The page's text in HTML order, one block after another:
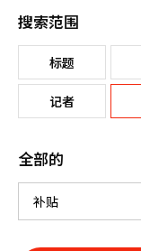
搜索范围
标题
记者
全部的